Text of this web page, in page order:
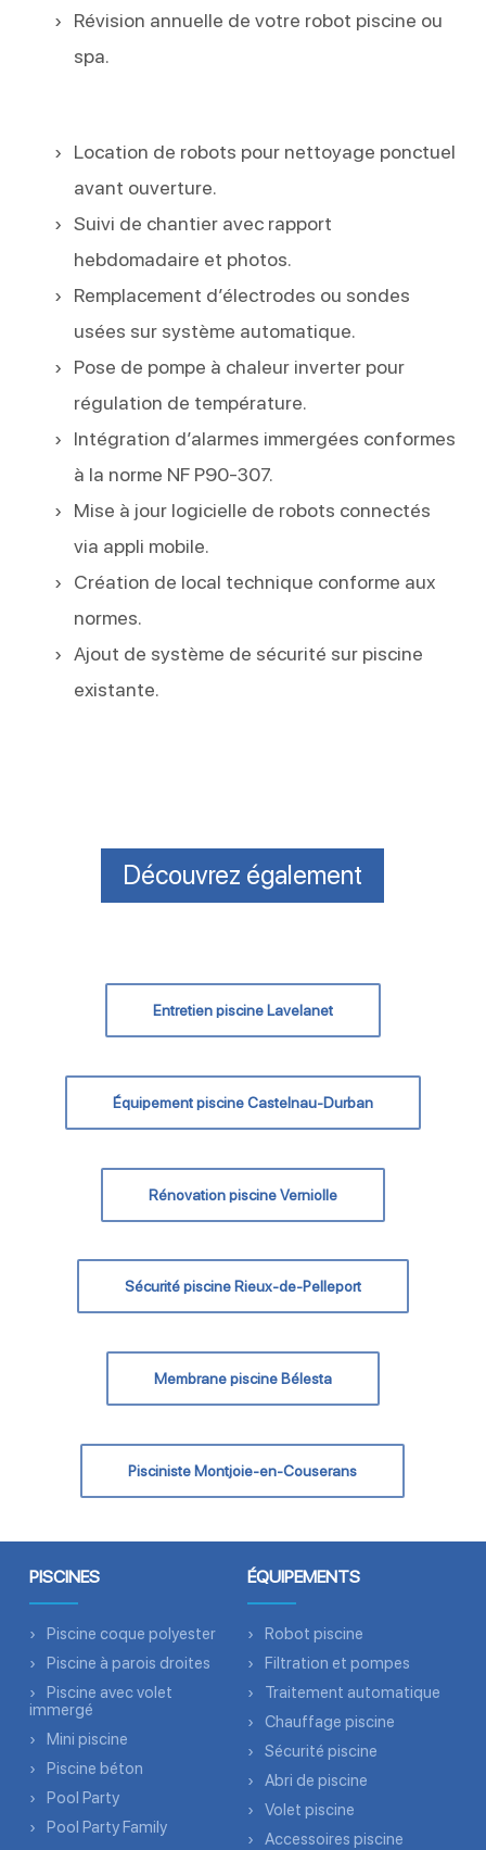
Révision annuelle de votre robot piscine ou
spa.
Location de robots pour nettoyage ponctuel
avant ouverture.
Suivi de chantier avec rapport
hebdomadaire et photos.
Remplacement d’électrodes ou sondes
usées sur système automatique.
Pose de pompe à chaleur inverter pour
régulation de température.
Intégration d’alarmes immergées conformes
à la norme NF P90-307.
Mise à jour logicielle de robots connectés
via appli mobile.
Création de local technique conforme aux
normes.
Ajout de système de sécurité sur piscine
existante.
Découvrez également
Entretien piscine Lavelanet
Équipement piscine Castelnau-Durban
Rénovation piscine Verniolle
Sécurité piscine Rieux-de-Pelleport
Membrane piscine Bélesta
Pisciniste Montjoie-en-Couserans
PISCINES
Piscine coque polyester
Piscine à parois droites
Piscine avec volet
immergé
Mini piscine
Piscine béton
Pool Party
Pool Party Family
ÉQUIPEMENTS
Robot piscine
Filtration et pompes
Traitement automatique
Chauffage piscine
Sécurité piscine
Abri de piscine
Volet piscine
Accessoires piscine